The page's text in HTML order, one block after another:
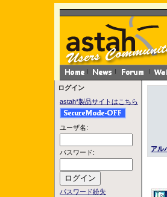
ログイン
astah*製品サイトはこちら
ユーザ名:
パスワード:
パスワード紛失
アル